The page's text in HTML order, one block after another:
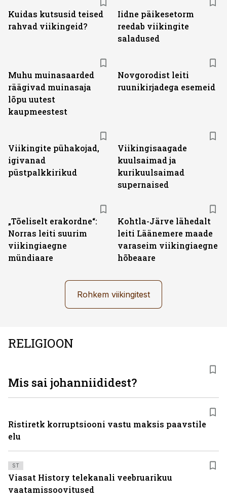
Kuidas kutsusid teised
rahvad viikingeid?
Iidne päikesetorm
reedab viikingite
saladused
Muhu muinasaarded
räägivad muinasaja
lõpu uutest
kaupmeestest
Novgorodist leiti
ruunikirjadega esemeid
Viikingite pühakojad,
igivanad
püstpalkkirikud
Viikingisaagade
kuulsaimad ja
kurikuulsaimad
supernaised
„Tõeliselt erakordne“:
Norras leiti suurim
viikingiaegne
mündiaare
Kohtla-Järve lähedalt
leiti Läänemere maade
varaseim viikingiaegne
hõbeaare
Rohkem viikingitest
RELIGIOON
Mis sai johanniididest?
Ristiretk korruptsiooni vastu maksis paavstile
elu
ST
Viasat History telekanali veebruarikuu
vaatamissoovitused